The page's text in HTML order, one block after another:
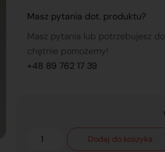
Masz pytania dot. produktu?
Masz pytania lub potrzebujesz
chętnie pomożemy!
+48 89 762 17 39
Dodaj do koszyka